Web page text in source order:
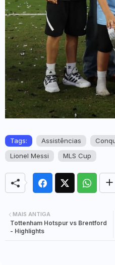
Tags: Assistências
Lionel Messi
MLS Cup
MAIS ANTIGA
Tottenham Hotspur vs Brentford
- Highlights